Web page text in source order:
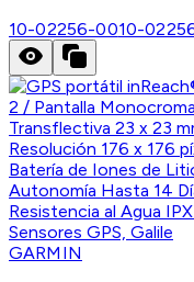
10-02256-0010-
GARMIN